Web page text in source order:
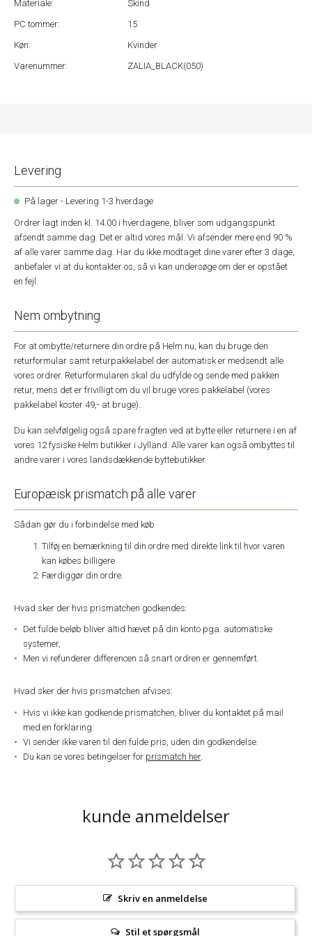
Materiale:
Skind
PC tommer:
15
Køn:
Kvinder
Varenummer:
ZALIA_BLACK(050)
Levering
På lager - Levering 1-3 hverdage
Ordrer lagt inden kl. 14.00 i hverdagene, bliver som udgangspunkt
afsendt samme dag. Det er altid vores mål. Vi afsender mere end 90 %
af alle varer samme dag. Har du ikke modtaget dine varer efter 3 dage,
anbefaler vi at du kontakter os, så vi kan undersøge om der er opstået
en fejl.
Nem ombytning
For at ombytte/returnere din ordre på Helm.nu, kan du bruge den
returformular samt returpakkelabel der automatisk er medsendt alle
vores ordrer. Returformularen skal du udfylde og sende med pakken
retur, mens det er frivilligt om du vil bruge vores pakkelabel (vores
pakkelabel koster 49,- at bruge).
Du kan selvfølgelig også spare fragten ved at bytte eller returnere i en af
vores 12 fysiske Helm butikker i Jylland. Alle varer kan også ombyttes til
andre varer i vores landsdækkende byttebutikker.
Europæisk prismatch på alle varer
Sådan gør du i forbindelse med køb
Tilføj en bemærkning til din ordre med direkte link til hvor varen
kan købes billigere
Færdiggør din ordre.
Hvad sker der hvis prismatchen godkendes:
Det fulde beløb bliver altid hævet på din konto pga. automatiske
systemer,
Men vi refunderer differencen så snart ordren er gennemført.
Hvad sker der hvis prismatchen afvises:
Hvis vi ikke kan godkende prismatchen, bliver du kontaktet på mail
med en forklaring.
Vi sender ikke varen til den fulde pris, uden din godkendelse.
Du kan se vores betingelser for prismatch her.
kunde anmeldelser
Skriv en anmeldelse
Stil et spørgsmål